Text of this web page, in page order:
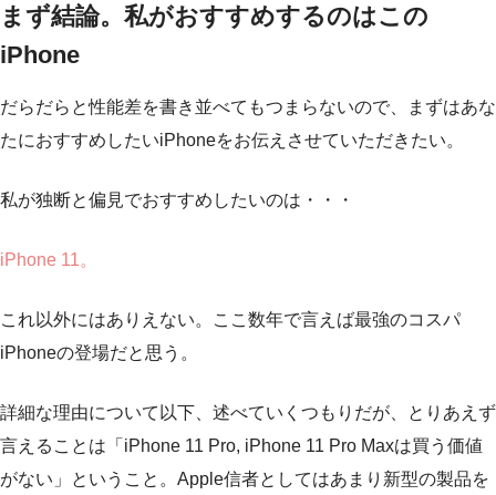
まず結論。私がおすすめするのはこの
iPhone
だらだらと性能差を書き並べてもつまらないので、まずはあな
たにおすすめしたいiPhoneをお伝えさせていただきたい。
私が独断と偏見でおすすめしたいのは・・・
iPhone 11。
これ以外にはありえない。ここ数年で言えば最強のコスパ
iPhoneの登場だと思う。
詳細な理由について以下、述べていくつもりだが、とりあえず
言えることは「iPhone 11 Pro, iPhone 11 Pro Maxは買う価値
がない」ということ。Apple信者としてはあまり新型の製品を